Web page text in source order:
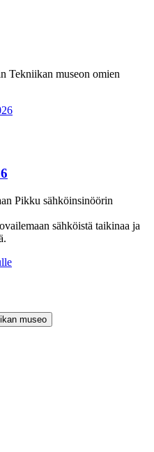
Tekniikan museon omien
Pikku sähköinsinöörin
sähköistä taikinaa ja
museo